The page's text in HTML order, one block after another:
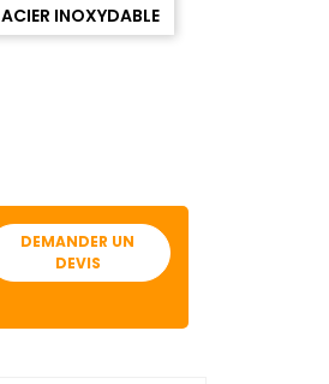
ACIER INOXYDABLE
DEMANDER UN
DEVIS